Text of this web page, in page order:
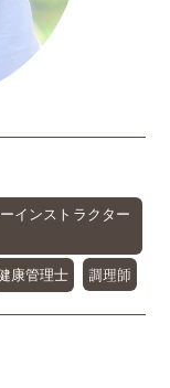
インストラクター
康管理士 調理師